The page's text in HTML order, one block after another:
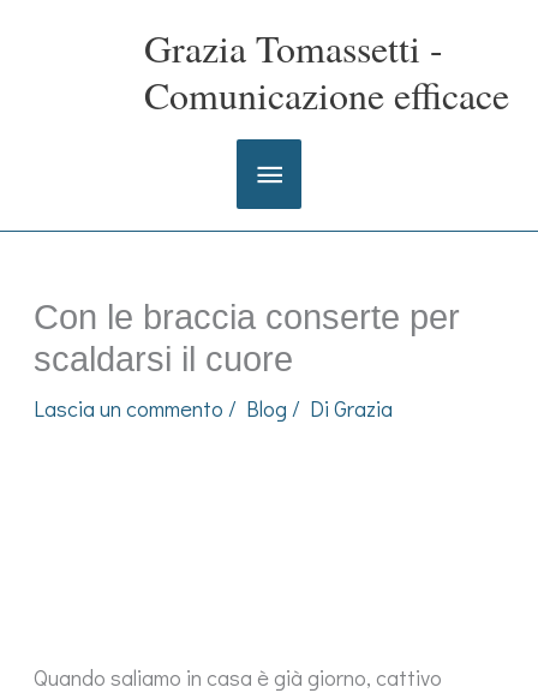
Grazia Tomassetti -
Comunicazione efficace
Menu
principale
Con le braccia conserte per
scaldarsi il cuore
Lascia un commento / Blog / DiGrazia
Quando saliamo in casa è già giorno, cattivo